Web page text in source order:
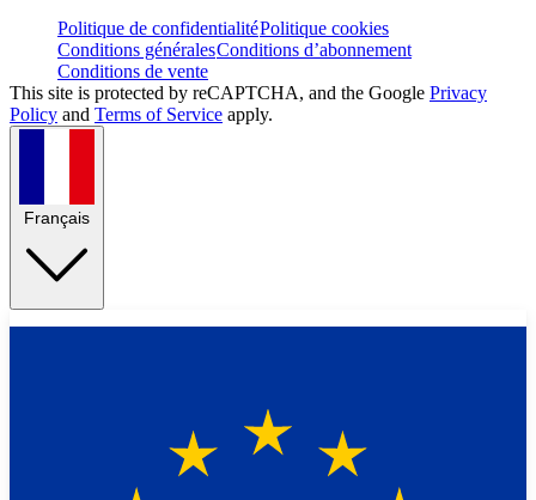
Politique de confidentialitéPolitique cookies
Conditions généralesConditions d’abonnement
Conditions de vente
This site is protected by reCAPTCHA, and the Google Privacy
Policy and Terms of Service apply.
Français